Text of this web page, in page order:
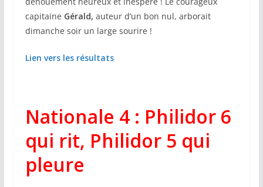
capitaine Gérald, auteur d’un bon nul, arborait
dimanche soir un large sourire !
Lien vers les résultats
Nationale 4 : Philidor 6
qui rit, Philidor 5 qui
pleure